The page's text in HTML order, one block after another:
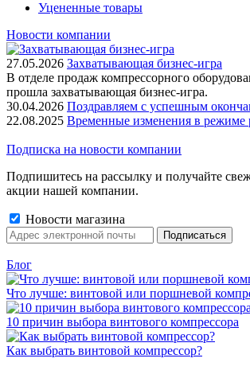
Уцененные товары
Новости компании
27.05.2026 Захватывающая бизнес-игра
В отделе продаж компрессорного
прошла захватывающая бизнес-игра.
30.04.2026 Поздравляем с успешным
22.08.2025 Временные изменения в режиме
Подписка на новости компании
Подпишитесь на рассылку и получайте
акции нашей компании.
Новости магазина
Блог
Что лучше: винтовой или поршневой
10 причин выбора винтового компрессора
Как выбрать винтовой компрессор?